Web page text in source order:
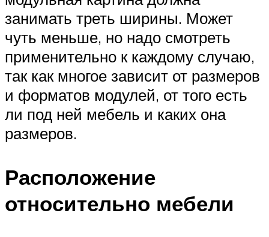
занимать треть ширины. Может
чуть меньше, но надо смотреть
применительно к каждому случаю,
так как многое зависит от размеров
и форматов модулей, от того есть
ли под ней мебель и каких она
размеров.
Расположение
относительно мебели